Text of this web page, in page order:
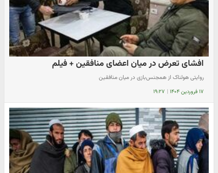
افشای تعرض در میان اعضای منافقین + فیلم
روایتی هولناک از همجنس‌بازی در میان منافقین
۱۷ فروردین ۱۴۰۴ | ۱۹:۲۷